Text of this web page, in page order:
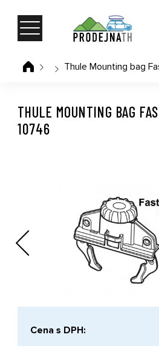
Thule Mounting bag
Previous
THULE MOUNTING BAG
10746
Cena s DPH: